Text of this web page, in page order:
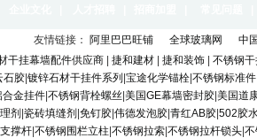
友情链接： 阿里巴巴旺铺 全球玻璃网
中
干挂幕墙配件供应商| 捷和建材| 捷和装饰| 不锈钢
石胶| 镀锌石材干挂件系列 宝途化学锚栓| 不锈钢标准件
合金挂件| 不锈钢背栓螺丝 美国GE幕墙密封胶| 美国道
剂 瓷砖填缝剂 免钉胶| 伟德发泡胶| 青红AB胶| 502胶
撑杆| 不锈钢围栏立柱| 不锈钢拉索| 不锈钢拉杆锁头|